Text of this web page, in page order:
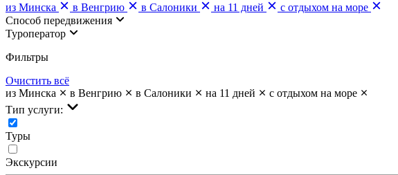
из Минска
в Венгрию в Салоники на 11 дней
с отдыхом на море
Cпособ передвижения
Туроператор
Фильтры
Очистить всё
из Минска
в Венгрию в Салоники на 11 дней
с отдыхом на море
Тип услуги:
Туры
Экскурсии